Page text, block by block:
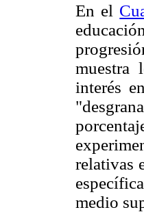
En el
muestra
interés
relativas
medio